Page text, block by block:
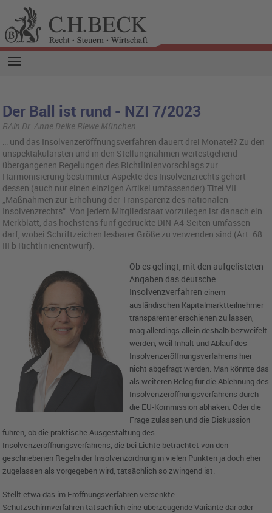
Der Ball ist rund - NZI 7/2023
RAin Dr. Anne Deike Riewe München
… und das Insolvenzeröffnungsverfahren dauert drei Monate!? Zu den
unspektakulärsten und in den Stellungnahmen weitestgehend
übergangenen Regelungen des Richtlinienvorschlags zur
Harmonisierung bestimmter Aspekte des Insolvenzrechts gehört
dessen (auch nur einen einzigen Artikel umfassender) Titel VII
„Maßnahmen zur Erhöhung der Transparenz des nationalen
Insolvenzrechts“. Von jedem Mitgliedstaat vorzulegen ist danach ein
Merkblatt, das höchstens fünf gedruckte DIN-A4-Seiten umfassen
darf, wobei Schriftzeichen lesbarer Größe zu verwenden sind (Art. 68
III b Richtlinienentwurf).
Ob es gelingt, mit den aufgelisteten
Angaben das deutsche
Insolvenzverfahreneinem
ausländischen Kapitalmarktteilnehmer
transparentererschienen zu lassen,
mag allerdings allein deshalb bezweifelt
werden,weil Inhalt und Ablauf des
Insolvenzeröffnungsverfahrens hier
nicht abgefragt werden. Man könnte das
als weiteren Beleg für die Ablehnung des
Insolvenzeröffnungsverfahrensdurch
die EU-Kommission abhaken. Oder die
Frage zulassen und die Diskussion
führen, ob die praktische Ausgestaltung des
Insolvenzeröffnungsverfahrens,die bei Lichte betrachtet von den
geschriebenen Regeln der Insolvenzordnung in vielen Punkten ja doch eher
zugelassen als vorgegeben wird, tatsächlich so zwingend ist.
Stellt etwa das im Eröffnungsverfahren versenkte
Schutzschirmverfahrentatsächlich eine überzeugende Variante dar oder